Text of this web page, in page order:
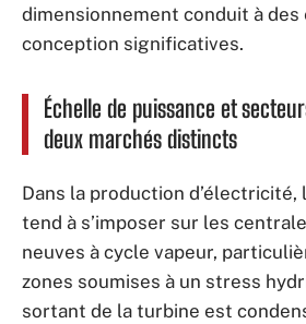
dimensionnement conduit à des
conception significatives.
Échelle de puissance et
deux marchés distincts
Dans la production d’électricité,
tend à s’imposer sur les
neuves à cycle vapeur,
zones soumises à un stress
sortant de la turbine est